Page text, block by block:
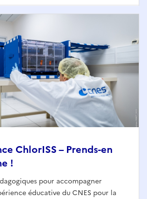
ChlorISS – Prends-en
!
pour accompagner
éducative du CNES pour la